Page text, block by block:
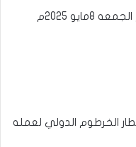
2025م
الخرطوم الدولي لعمله